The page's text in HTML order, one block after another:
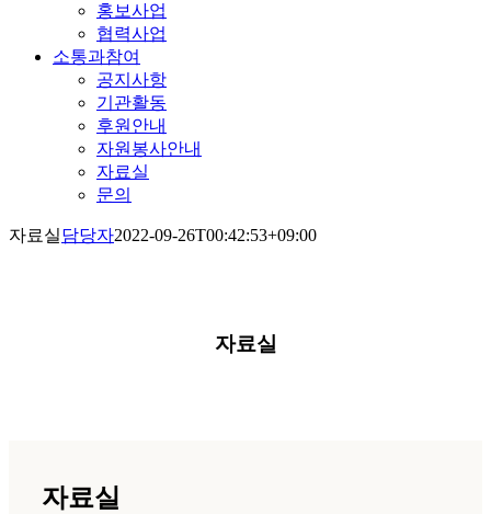
홍보사업
협력사업
소통과참여
공지사항
기관활동
후원안내
자원봉사안내
자료실
문의
자료실담당자2022-09-26T00:42:53+09:00
자료실
자료실